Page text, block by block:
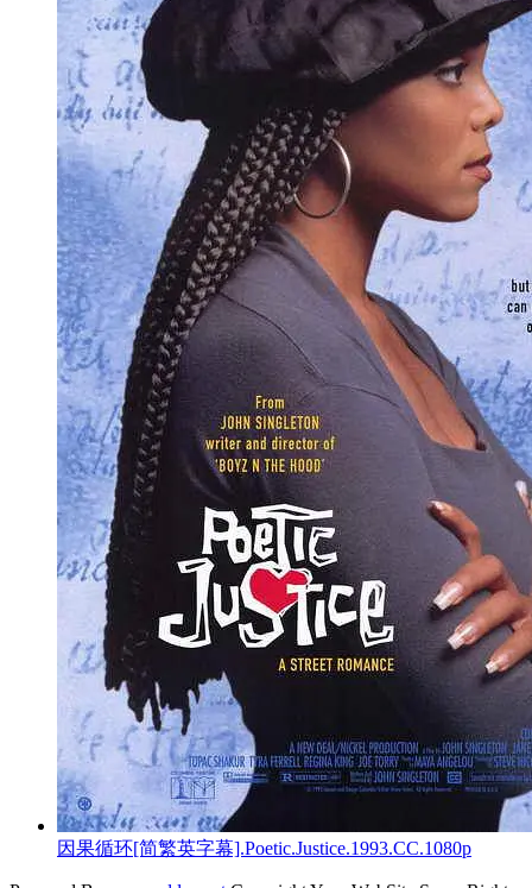
因果循环[简繁英字幕].Poetic.Justice.1993.CC.1080p